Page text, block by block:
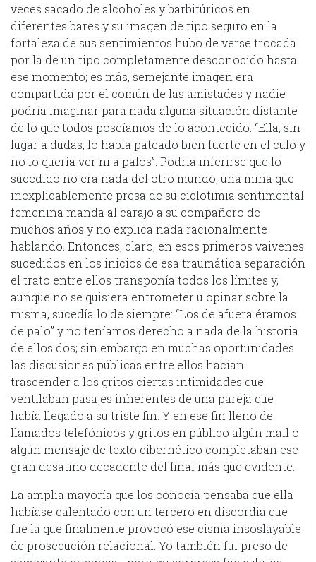
veces sacado de alcoholes y barbitúricos en
diferentes bares y su imagen de tipo seguro en la
fortaleza de sus sentimientos hubo de verse trocada
por la de un tipo completamente desconocido hasta
ese momento; es más, semejante imagen era
compartida por el común de las amistades y nadie
podría imaginar para nada alguna situación distante
de lo que todos poseíamos de lo acontecido: “Ella, sin
lugar a dudas, lo había pateado bien fuerte en el culo y
no lo quería ver ni a palos”. Podría inferirse que lo
sucedido no era nada del otro mundo, una mina que
inexplicablemente presa de su ciclotimia sentimental
femenina manda al carajo a su compañero de
muchos años y no explica nada racionalmente
hablando. Entonces, claro, en esos primeros vaivenes
sucedidos en los inicios de esa traumática separación
el trato entre ellos transponía todos los límites y,
aunque no se quisiera entrometer u opinar sobre la
misma, sucedía lo de siempre: “Los de afuera éramos
de palo” y no teníamos derecho a nada de la historia
de ellos dos; sin embargo en muchas oportunidades
las discusiones públicas entre ellos hacían
trascender a los gritos ciertas intimidades que
ventilaban pasajes inherentes de una pareja que
había llegado a su triste fin. Y en ese fin lleno de
llamados telefónicos y gritos en público algún mail o
algún mensaje de texto cibernético completaban ese
gran desatino decadente del final más que evidente.
La amplia mayoría que los conocía pensaba que ella
habíase calentado con un tercero en discordia que
fue la que finalmente provocó ese cisma insoslayable
de prosecución relacional. Yo también fui preso de